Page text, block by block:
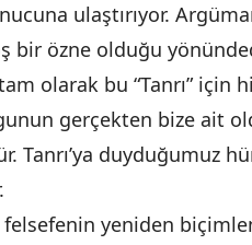
ulaştırıyor.
bir özne olduğu
olarak bu “Tanrı”
gerçekten bize ait
Tanrı’ya duyduğumuz
yeniden